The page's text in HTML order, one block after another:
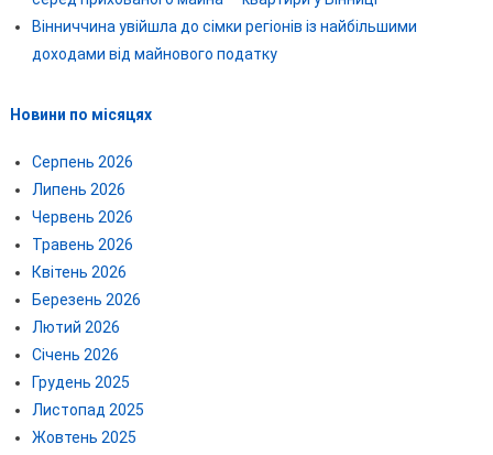
Вінниччина увійшла до сімки регіонів із найбільшими
доходами від майнового податку
Новини по місяцях
Серпень 2026
Липень 2026
Червень 2026
Травень 2026
Квітень 2026
Березень 2026
Лютий 2026
Січень 2026
Грудень 2025
Листопад 2025
Жовтень 2025